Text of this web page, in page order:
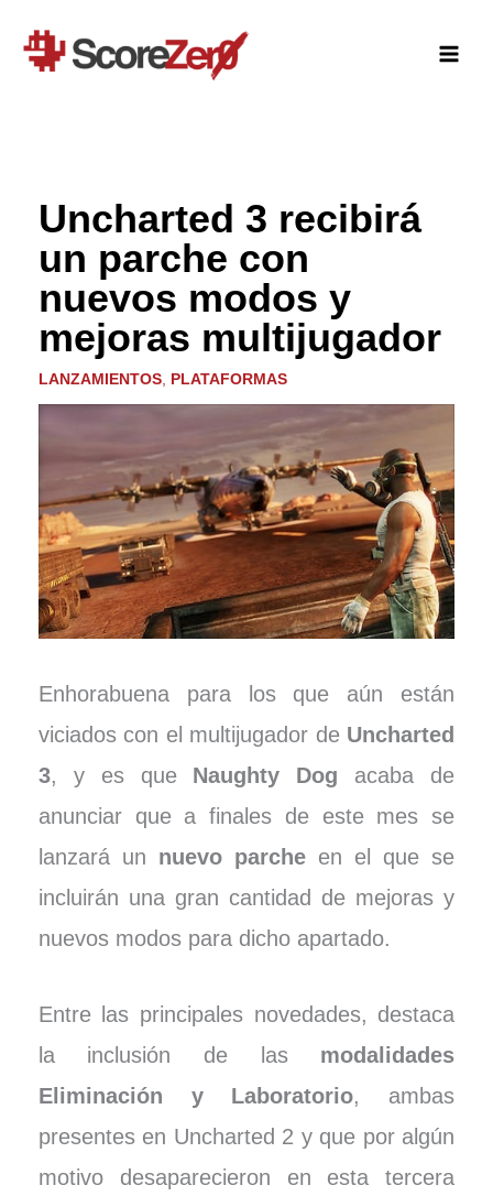
contenido
Uncharted 3 recibirá
un parche con
nuevos modos y
mejoras multijugador
LANZAMIENTOS, PLATAFORMAS
Enhorabuena para los que aún están
viciados con el multijugador de Uncharted
3, y es que Naughty Dog acaba de
anunciar que a finales de este mes se
lanzará un nuevo parcheen el que se
incluirán una gran cantidad de mejoras y
nuevos modos para dicho apartado.
Entre las principales novedades, destaca
la inclusión de las modalidades
Eliminación y Laboratorio, ambas
presentes en Uncharted 2 y que por algún
motivo desaparecieron en esta tercera